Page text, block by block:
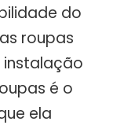
do
roupas
instalação
é o
ela